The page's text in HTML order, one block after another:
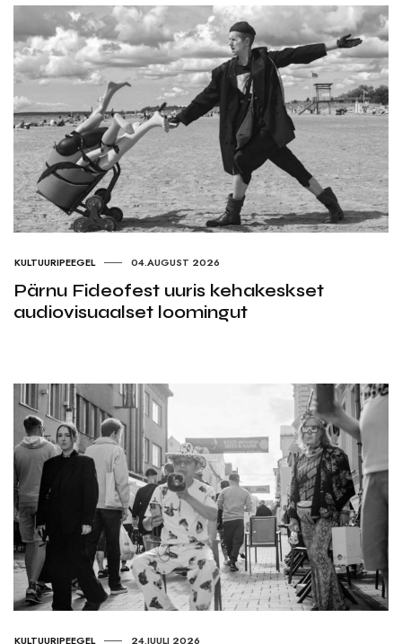
KULTUURIPEEGEL 04.AUGUST 2026
Pärnu Fideofest uuris kehakeskset
audiovisuaalset loomingut
KULTUURIPEEGEL 24.JUULI 2026